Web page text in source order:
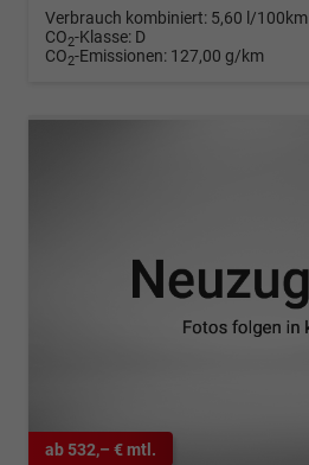
Verbrauch kombiniert: 5,60 l/100km
CO2-Klasse: D
CO2-Emissionen: 127,00 g/km
ab 532,– € mtl.